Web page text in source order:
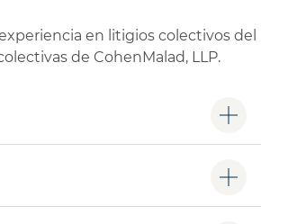
en litigios colectivos del
de CohenMalad, LLP.